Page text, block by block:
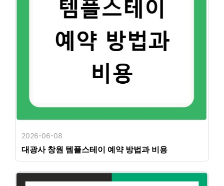
2026-06-08
대광사 창원 템플스테이 예약 방법과 비용